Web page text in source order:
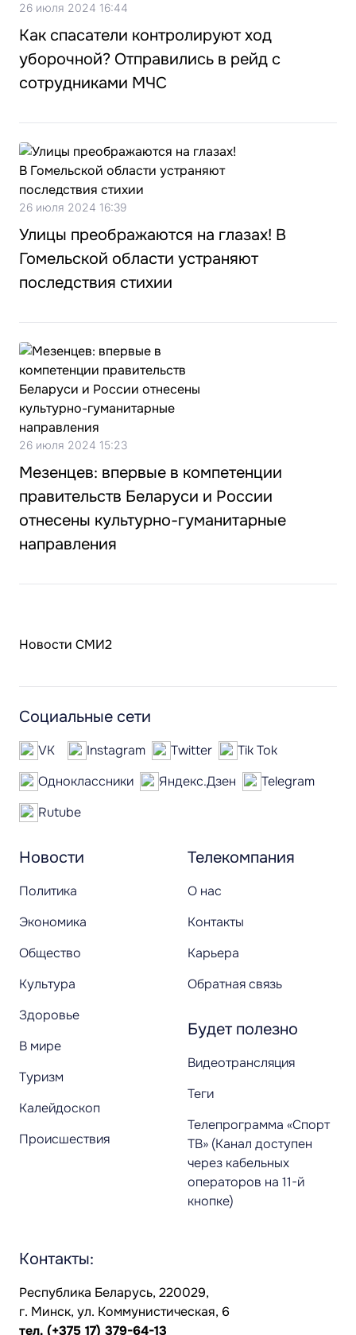
26 июля 2024 16:44
Как спасатели контролируют ход
уборочной? Отправились в рейд с
сотрудниками МЧС
26 июля 2024 16:39
Улицы преображаются на глазах! В
Гомельской области устраняют
последствия стихии
26 июля 2024 15:23
Мезенцев: впервые в компетенции
правительств Беларуси и России
отнесены культурно-гуманитарные
направления
Новости СМИ2
Новости
Политика
Экономика
Общество
Культура
Здоровье
В мире
Туризм
Калейдоскоп
Происшествия
Телекомпания
О нас
Контакты
Карьера
Обратная связь
Будет полезно
Видеотрансляция
Теги
Телепрограмма «Спорт
ТВ» (Канал доступен
через кабельных
операторов на 11-й
кнопке)
Социальные сети
VK Instagram Twitter
Tik Tok
Одноклассники
Яндекс.Дзен
Telegram
Rutube
Контакты:
Республика Беларусь, 220029,
г. Минск, ул. Коммунистическая, 6
тел. (+375 17) 379-64-13